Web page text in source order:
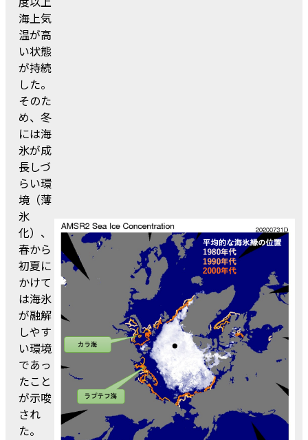
海上気
温が高
い状態
が持続
した。
そのた
め、冬
には海
氷が成
長しづ
らい環
境（薄
氷
化）、
春から
初夏に
かけて
は海氷
が融解
しやす
い環境
であっ
たこと
が示唆
され
た。